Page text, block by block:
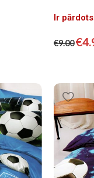
Ir pārdots
€9.00€